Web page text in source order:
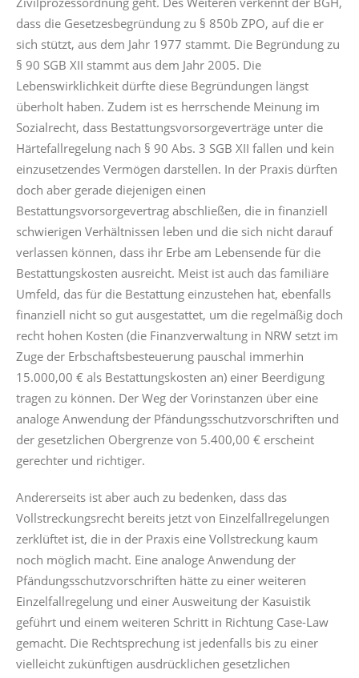
Zivilprozessordnung geht. Des Weiteren verkennt der BGH,
dass die Gesetzesbegründung zu § 850b ZPO, auf die er
sich stützt, aus dem Jahr 1977 stammt. Die Begründung zu
§ 90 SGB XII stammt aus dem Jahr 2005. Die
Lebenswirklichkeit dürfte diese Begründungen längst
überholt haben. Zudem ist es herrschende Meinung im
Sozialrecht, dass Bestattungsvorsorgeverträge unter die
Härtefallregelung nach § 90 Abs. 3 SGB XII fallen und kein
einzusetzendes Vermögen darstellen. In der Praxis dürften
doch aber gerade diejenigen einen
Bestattungsvorsorgevertrag abschließen, die in finanziell
schwierigen Verhältnissen leben und die sich nicht darauf
verlassen können, dass ihr Erbe am Lebensende für die
Bestattungskosten ausreicht. Meist ist auch das familiäre
Umfeld, das für die Bestattung einzustehen hat, ebenfalls
finanziell nicht so gut ausgestattet, um die regelmäßig doch
recht hohen Kosten (die Finanzverwaltung in NRW setzt im
Zuge der Erbschaftsbesteuerung pauschal immerhin
15.000,00 € als Bestattungskosten an) einer Beerdigung
tragen zu können. Der Weg der Vorinstanzen über eine
analoge Anwendung der Pfändungsschutzvorschriften und
der gesetzlichen Obergrenze von 5.400,00 € erscheint
gerechter und richtiger.
Andererseits ist aber auch zu bedenken, dass das
Vollstreckungsrecht bereits jetzt von Einzelfallregelungen
zerklüftet ist, die in der Praxis eine Vollstreckung kaum
noch möglich macht. Eine analoge Anwendung der
Pfändungsschutzvorschriften hätte zu einer weiteren
Einzelfallregelung und einer Ausweitung der Kasuistik
geführt und einem weiteren Schritt in Richtung Case-Law
gemacht. Die Rechtsprechung ist jedenfalls bis zu einer
vielleicht zukünftigen ausdrücklichen gesetzlichen